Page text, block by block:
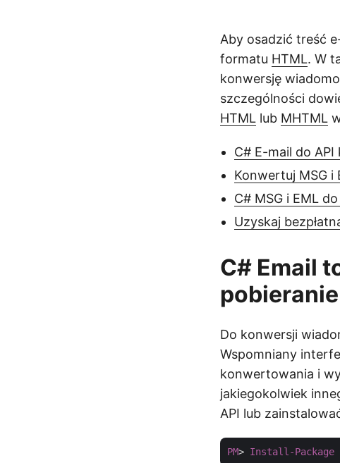
Aby osadzić treść
formatu HTML. W
konwersję
szczególności
HTML lub MHTML
C# E-mail do
Konwertuj MSG i
C# MSG i EML
Uzyskaj
C# Email
pobieranie
Do konwersji
Wspomniany
konwertowania i
jakiegokolwiek
API lub
PM> Install-Package